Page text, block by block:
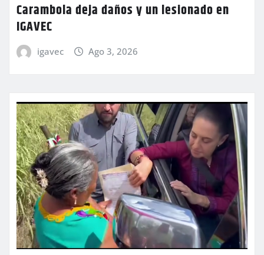
Carambola deja daños y un lesionado en
IGAVEC
igavec Ago 3, 2026